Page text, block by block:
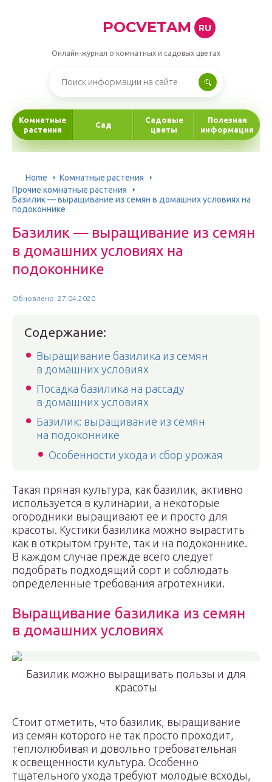
POCVETAM RU
Онлайн-журнал о комнатных и садовых цветах
Комнатные
растения
Сад
Садовые
цветы
Полезная
информация
Home
Комнатные растения
Прочие комнатные растения
Базилик — выращивание из семян в домашних условиях на
подоконнике
Базилик — выращивание из семян
в домашних условиях на
подоконнике
Обновлено: 27.04.2020
Содержание:
Выращивание базилика из семян
в домашних условиях
Посадка базилика на рассаду
в домашних условиях
Базилик: выращивание из семян
на подоконнике
Особенности ухода и сбор урожая
Такая пряная культура, как базилик, активно
используется в кулинарии, а некоторые
огородники выращивают ее и просто для
красоты. Кустики базилика можно вырастить
как в открытом грунте, так и на подоконнике.
В каждом случае прежде всего следует
подобрать подходящий сорт и соблюдать
определенные требования агротехники.
Выращивание базилика из семян
в домашних условиях
Базилик можно выращивать пользы и для
красоты
Стоит отметить, что базилик, выращивание
из семян которого не так просто проходит,
теплолюбивая и довольно требовательная
к освещенности культура. Особенно
тщательного ухода требуют молодые всходы,